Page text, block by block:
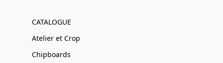
CATALOGUE
Atelier et Crop
Chipboards